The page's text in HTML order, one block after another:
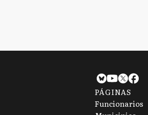
PÁGINAS
Funcionarios